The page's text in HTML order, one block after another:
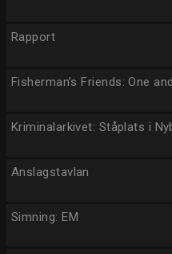
Rapport
Fisherman’s Friends: One
Kriminalarkivet: Ståplats i
Anslagstavlan
Simning: EM